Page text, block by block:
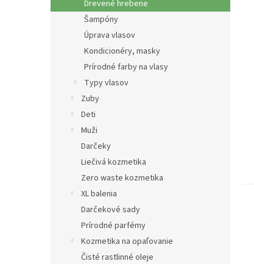
Drevené hrebene
Šampóny
Úprava vlasov
Kondicionéry, masky
Prírodné farby na vlasy
Typy vlasov
Zuby
Deti
Muži
Darčeky
Liečivá kozmetika
Zero waste kozmetika
XL balenia
Darčekové sady
Prírodné parfémy
Kozmetika na opaľovanie
Čisté rastlinné oleje